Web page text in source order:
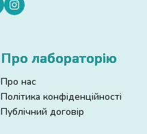
Про лабораторію
Про нас
Політика конфіденційності
Публічний договір